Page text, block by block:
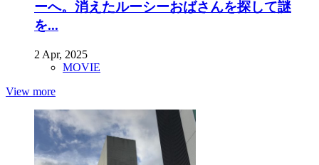
ーへ。消えたルーシーおばさんを探して謎
を...
2 Apr, 2025
MOVIE
View more